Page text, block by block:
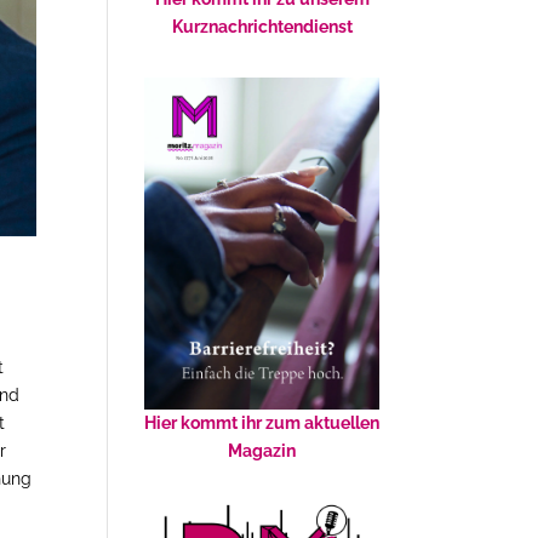
Kurznachrichtendienst
Hier kommt ihr zum aktuellen
Magazin